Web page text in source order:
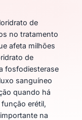
de
no tratamento
afeta milhões
de
fosfodiesterase
sanguíneo
quando há
erétil,
na